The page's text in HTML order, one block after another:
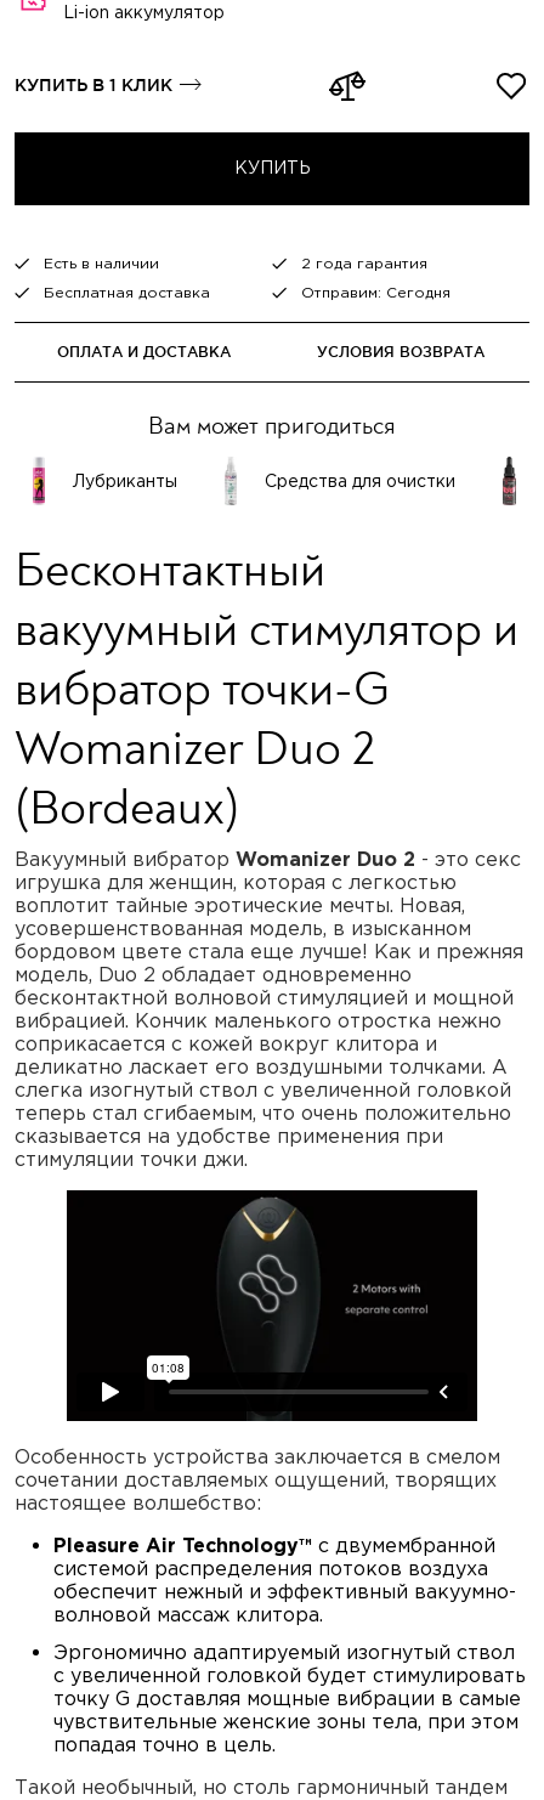
КУПИТЬ
КУПИТЬ В 1 КЛИК
Li-ion аккумулятор
Есть в наличии
2 года гарантия
Бесплатная доставка
Отправим: Сегодня
ОПЛАТА И ДОСТАВКА УСЛОВИЯ ВОЗВРАТА
Вам может пригодиться
Лубриканты Средства для очистки
Бесконтактный
вакуумный стимулятор и
вибратор точки-G
Womanizer Duo 2
(Bordeaux)
Вакуумный вибратор Womanizer Duo 2 - это секс
игрушка для женщин, которая с легкостью
воплотит тайные эротические мечты. Новая,
усовершенствованная модель, в изысканном
бордовом цвете стала еще лучше! Как и прежняя
модель, Duo 2 обладает одновременно
бесконтактной волновой стимуляцией и мощной
вибрацией. Кончик маленького отростка нежно
соприкасается с кожей вокруг клитора и
деликатно ласкает его воздушными толчками. А
слегка изогнутый ствол с увеличенной головкой
теперь стал сгибаемым, что очень положительно
сказывается на удобстве применения при
стимуляции точки джи.
Особенность устройства заключается в смелом
сочетании доставляемых ощущений, творящих
настоящее волшебство:
Pleasure Air Technology™ с двумембранной
системой распределения потоков воздуха
обеспечит нежный и эффективный вакуумно-
волновой массаж клитора.
Эргономично адаптируемый изогнутый ствол
с увеличенной головкой будет стимулировать
точку G доставляя мощные вибрации в самые
чувствительные женские зоны тела, при этом
попадая точно в цель.
Такой необычный, но столь гармоничный тандем